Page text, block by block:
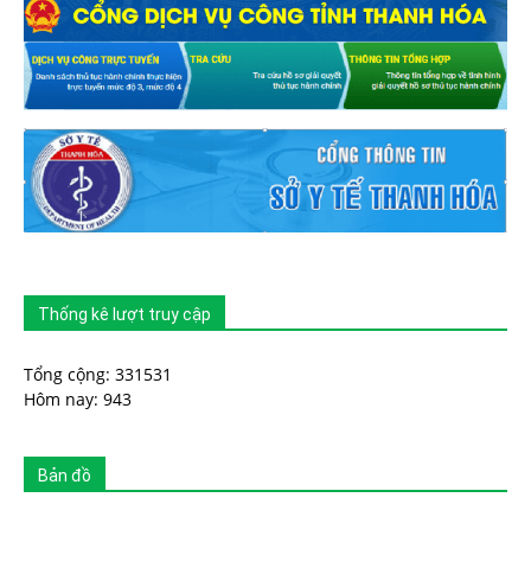
Thống kê lượt truy cập
Tổng cộng: 331531
Hôm nay: 943
Bản đồ